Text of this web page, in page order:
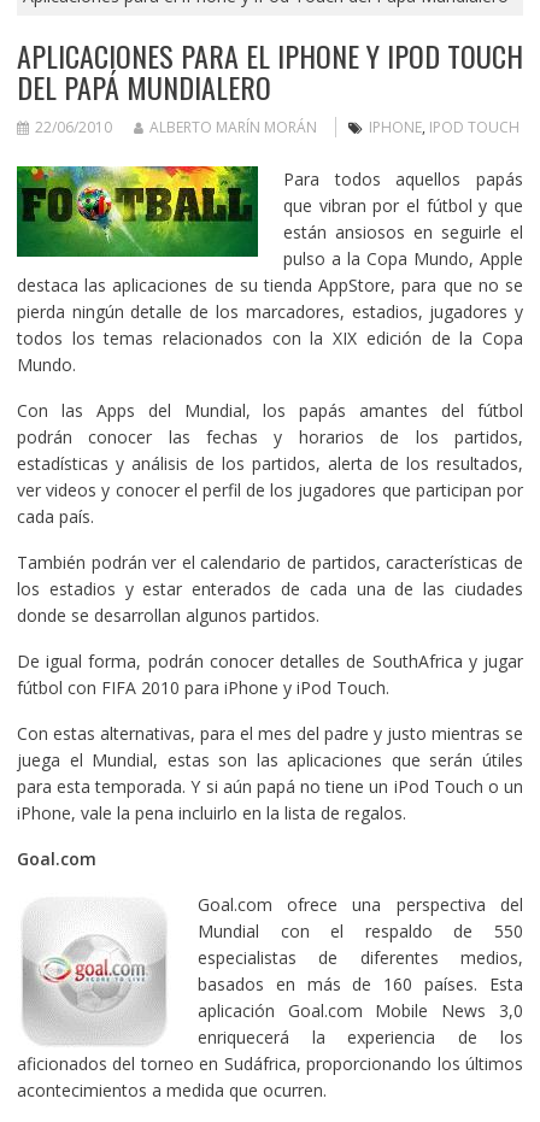
APLICACIONES PARA EL IPHONE Y IPOD TOUCH
DEL PAPÁ MUNDIALERO
22/06/2010 ALBERTO MARÍN MORÁN IPHONE, IPOD TOUCH
Para todos aquellos papás
que vibran por el fútbol y que
están ansiosos en seguirle el
pulso a la Copa Mundo, Apple
destaca las aplicaciones de su tienda AppStore, para que no se
pierda ningún detalle de los marcadores, estadios, jugadores y
todos los temas relacionados con la XIX edición de la Copa
Mundo.
Con las Apps del Mundial, los papás amantes del fútbol
podrán conocer las fechas y horarios de los partidos,
estadísticas y análisis de los partidos, alerta de los resultados,
ver videos y conocer el perfil de los jugadores que participan por
cada país.
También podrán ver el calendario de partidos, características de
los estadios y estar enterados de cada una de las ciudades
donde se desarrollan algunos partidos.
De igual forma, podrán conocer detalles de SouthAfrica y jugar
fútbol con FIFA 2010 para iPhone y iPod Touch.
Con estas alternativas, para el mes del padre y justo mientras se
juega el Mundial, estas son las aplicaciones que serán útiles
para esta temporada. Y si aún papá no tiene un iPod Touch o un
iPhone, vale la pena incluirlo en la lista de regalos.
Goal.com
Goal.com ofrece una perspectiva del
Mundial con el respaldo de 550
especialistas de diferentes medios,
basados en más de 160 países. Esta
aplicación Goal.com Mobile News 3,0
enriquecerá la experiencia de los
aficionados del torneo en Sudáfrica, proporcionando los últimos
acontecimientos a medida que ocurren.